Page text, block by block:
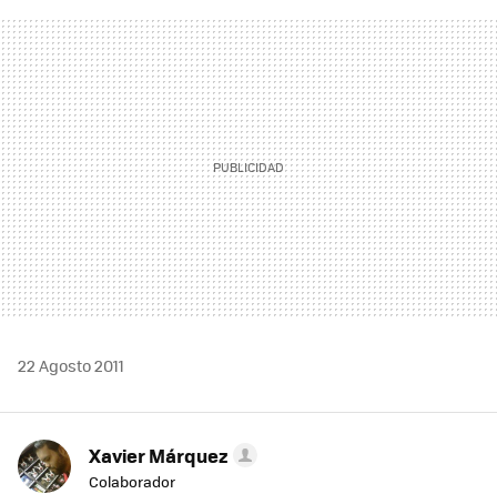
MAIL
22 Agosto 2011
Xavier Márquez
Colaborador